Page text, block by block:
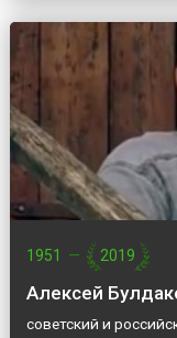
1951 — 2019
Алексей
советский и